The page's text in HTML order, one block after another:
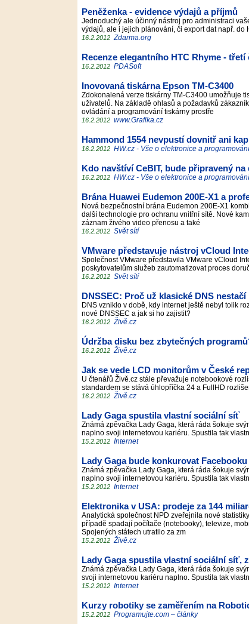
Peněženka - evidence výdajů a příjmů
Jednoduchý ale účinný nástroj pro administraci
výdajů, ale i jejich plánování, či export dat např. do
16.2.2012 Zdarma.org
Recenze elegantního HTC Rhyme -
16.2.2012 PDASoft
Inovovaná tiskárna Epson TM-C3400
Zdokonalená verze tiskárny TM-C3400 umožňuje
uživatelů. Na základě ohlasů a požadavků
ovládání a programování tiskárny prostře
16.2.2012 www.Grafika.cz
Hammond 1554 nevpustí dovnitř ani
16.2.2012 HW.cz - Vše o elektronice a programování
Kdo navštíví CeBIT, bude připravený
16.2.2012 HW.cz - Vše o elektronice a programování
Brána Huawei Eudemon 200E-X1 a
Nová bezpečnostní brána Eudemon 200E-X1
další technologie pro ochranu vnitřní sítě. Nové
záznam živého video přenosu a také
16.2.2012 Svět sítí
VMware představuje nástroj vCloud
Společnost VMware představila VMware vCloud
poskytovatelům služeb zautomatizovat proces
16.2.2012 Svět sítí
DNSSEC: Proč už klasické DNS nestačí
DNS vzniklo v době, kdy internet ještě nebyl tolik
nové DNSSEC a jak si ho zajistit?
16.2.2012 Živě.cz
Údržba disku bez zbytečných
16.2.2012 Živě.cz
Jak se vede LCD monitorům v České
U čtenářů Živě.cz stále převažuje notebookové
standardem se stává úhlopříčka 24 a FullHD
16.2.2012 Živě.cz
Lady Gaga spustila vlastní sociální síť
Známá zpěvačka Lady Gaga, která ráda šokuje
naplno svoji internetovou kariéru. Spustila tak
15.2.2012 Internet
Lady Gaga bude konkurovat Facebooku
Známá zpěvačka Lady Gaga, která ráda šokuje
naplno svoji internetovou kariéru. Spustila tak
15.2.2012 Internet
Elektronika v USA: prodeje za 144
Analytická společnost NPD zveřejnila nové
případě spadají počítače (notebooky), televize,
Spojených státech utratilo za zm
15.2.2012 Živě.cz
Lady Gaga spustila vlastní sociální síť,
Známá zpěvačka Lady Gaga, která ráda šokuje
svoji internetovou kariéru naplno. Spustila tak
15.2.2012 Internet
Kurzy robotiky se zaměřením na
15.2.2012 Programujte.com – články